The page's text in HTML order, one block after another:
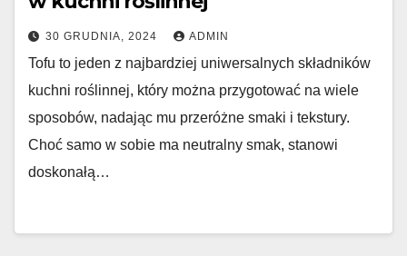
30 GRUDNIA, 2024 ADMIN
Tofu to jeden z najbardziej uniwersalnych składników
kuchni roślinnej, który można przygotować na wiele
sposobów, nadając mu przeróżne smaki i tekstury.
Choć samo w sobie ma neutralny smak, stanowi
doskonałą…